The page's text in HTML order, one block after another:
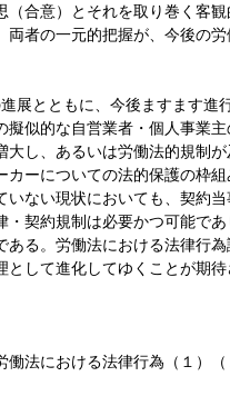
（合意）とそれを取り巻く客
両者の一元的把握が、今後の
展とともに、今後ますます進
擬似的な自営業者・個人事業
大し、あるいは労働法的規制
カーについての法的保護の枠
いない現状においても、契約
・契約規制は必要かつ可能で
ある。労働法における法律行
として進化してゆくことが期待
働法における法律行為（１）